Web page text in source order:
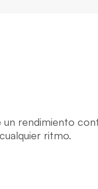
rendimiento